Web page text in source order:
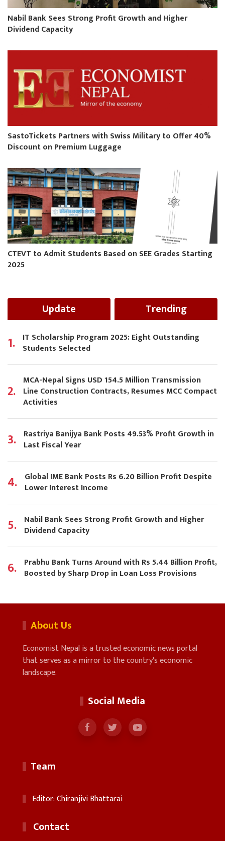
Nabil Bank Sees Strong Profit Growth and Higher
Dividend Capacity
SastoTickets Partners with Swiss Military to Offer 40%
Discount on Premium Luggage
CTEVT to Admit Students Based on SEE Grades Starting
2025
Update Trending
1. IT Scholarship Program 2025: Eight Outstanding
Students Selected
2.
MCA-Nepal Signs USD 154.5 Million Transmission
Line Construction Contracts, Resumes MCC Compact
Activities
3. Rastriya Banijya Bank Posts 49.53% Profit Growth in
Last Fiscal Year
4. Global IME Bank Posts Rs 6.20 Billion Profit Despite
Lower Interest Income
5. Nabil Bank Sees Strong Profit Growth and Higher
Dividend Capacity
6. Prabhu Bank Turns Around with Rs 5.44 Billion Profit,
Boosted by Sharp Drop in Loan Loss Provisions
About Us
Economist Nepal is a trusted economic news portal
that serves as a mirror to the country's economic
landscape.
Social Media
Team
Editor: Chiranjivi Bhattarai
Contact